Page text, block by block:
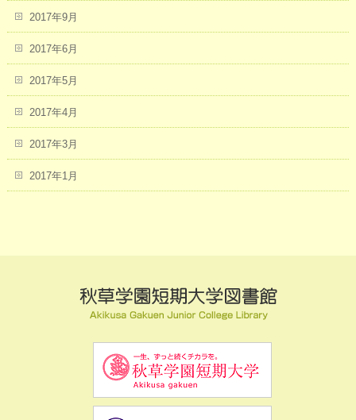
2017年9月
2017年6月
2017年5月
2017年4月
2017年3月
2017年1月